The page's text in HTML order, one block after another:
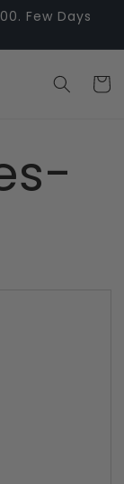
Few Days
Cart